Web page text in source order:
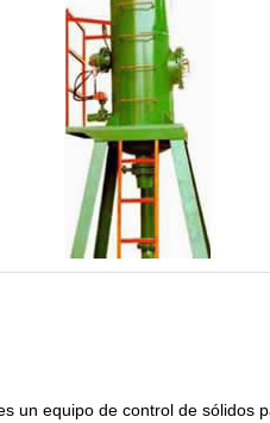
un equipo de control de sólidos